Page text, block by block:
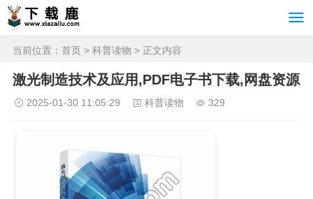
当前位置： 首页 > 科普读物 > 正文内容
激光制造技术及应用,PDF电子书下载,网盘资源
2025-01-30 11:05:29 科普读物 329